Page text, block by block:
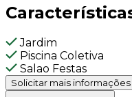
Jardim
Piscina Coletiva
Salao Festas
Solicitar mais informações